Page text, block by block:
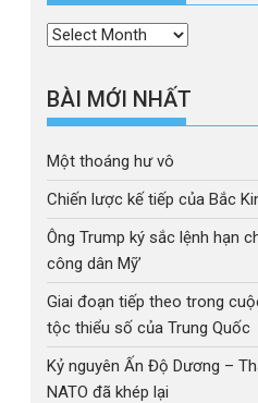
Thời
BÀI MỚI NHẤT
Một thoáng hư vô
Chiến lược kế tiếp của Bắc
Ông Trump ký sắc lệnh hạn
công dân Mỹ’
Giai đoạn tiếp theo trong
tộc thiểu số của Trung Quốc
Kỷ nguyên Ấn Độ Dương –
NATO đã khép lại